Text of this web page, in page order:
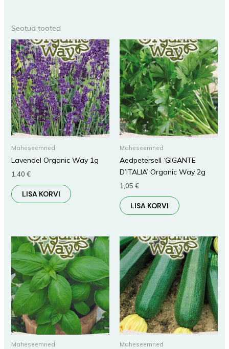
Seotud tooted
Maheseemned
Lavendel Organic Way 1g
1,40 €
LISA KORVI
Maheseemned
Aedpetersell ‘GIGANTE
D’ITALIA’ Organic Way 2g
1,05 €
LISA KORVI
Maheseemned Maheseemned